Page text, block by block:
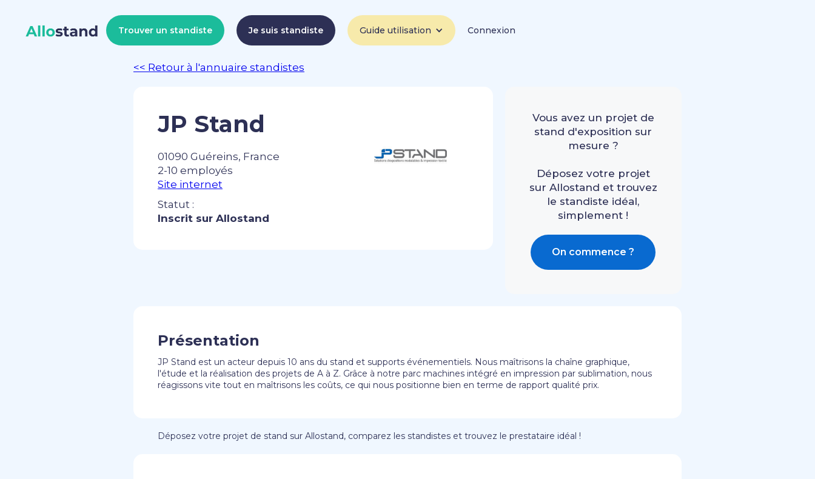
Trouver un standiste Je suis standiste Guide utilisation Connexion
<< Retour à l'annuaire standistes
JP Stand
01090 Guéreins, France
2-10 employés
Site internet
Statut :
Inscrit sur Allostand
Vous avez un projet de
stand d'exposition sur
mesure ?
Déposez votre projet
sur Allostand et trouvez
le standiste idéal,
simplement !
On commence ?
Présentation
JP Stand est un acteur depuis 10 ans du stand et supports événementiels. Nous maîtrisons la chaîne graphique,
l'étude et la réalisation des projets de A à Z. Grâce à notre parc machines intégré en impression par sublimation, nous
réagissons vite tout en maîtrisons les coûts, ce qui nous positionne bien en terme de rapport qualité prix.
Déposez votre projet de stand sur Allostand, comparez les standistes et trouvez le prestataire idéal !